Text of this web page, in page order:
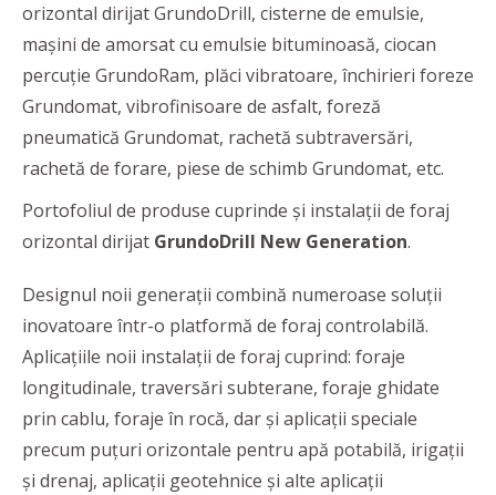
orizontal dirijat GrundoDrill, cisterne de emulsie,
mașini de amorsat cu emulsie bituminoasă, ciocan
percuție GrundoRam, plăci vibratoare, închirieri foreze
Grundomat, vibrofinisoare de asfalt, foreză
pneumatică Grundomat, rachetă subtraversări,
rachetă de forare, piese de schimb Grundomat, etc.
Portofoliul de produse cuprinde şi instalaţii de foraj
orizontal dirijat GrundoDrill New Generation.
Designul noii generații combină numeroase soluții
inovatoare într-o platformă de foraj controlabilă.
Aplicaţiile noii instalaţii de foraj cuprind: foraje
longitudinale, traversări subterane, foraje ghidate
prin cablu, foraje în rocă, dar şi aplicaţii speciale
precum puțuri orizontale pentru apă potabilă, irigații
și drenaj, aplicații geotehnice şi alte aplicații